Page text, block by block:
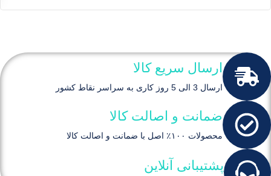
ارسال سریع کالا
ارسال 3 الی 5 روز کاری به سراسر نقاط کشور
ضمانت و اصالت کالا
محصولات ۱۰۰٪ اصل با ضمانت و اصالت کالا
پشتیبانی آنلاین